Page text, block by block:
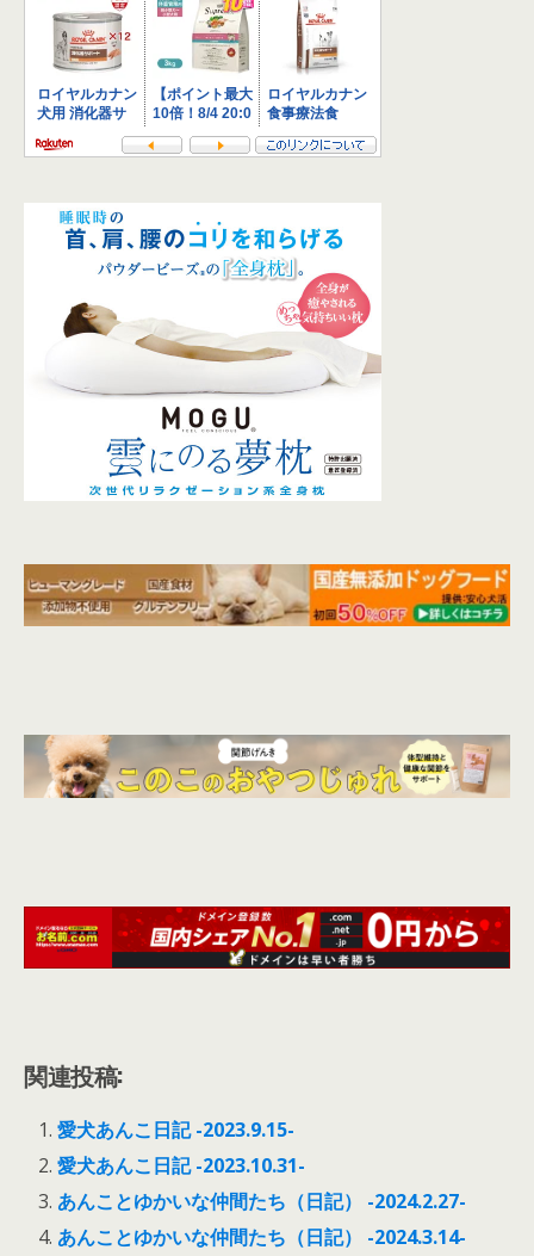
関連投稿:
愛犬あんこ日記 -2023.9.15-
愛犬あんこ日記 -2023.10.31-
あんことゆかいな仲間たち（日記） -2024.2.27-
あんことゆかいな仲間たち（日記） -2024.3.14-